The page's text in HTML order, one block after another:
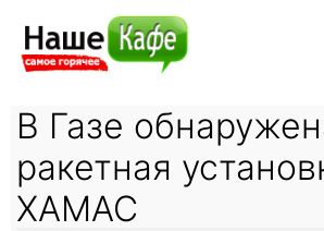
В Газе
ракетная
ХАМАС